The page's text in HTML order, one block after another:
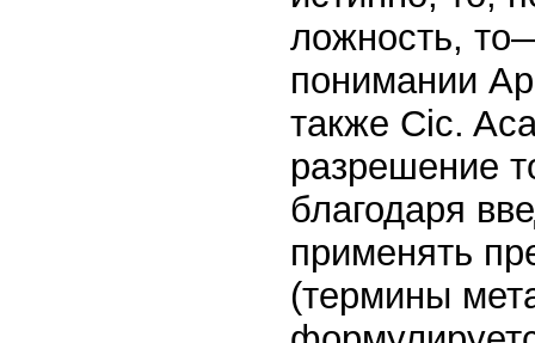
ложность,
понимании
также Cic.
разрешение
благодаря
применять
(термины